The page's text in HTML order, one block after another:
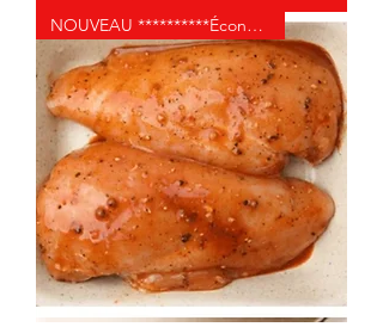
NOUVEAU **********Économisez 12 % *******